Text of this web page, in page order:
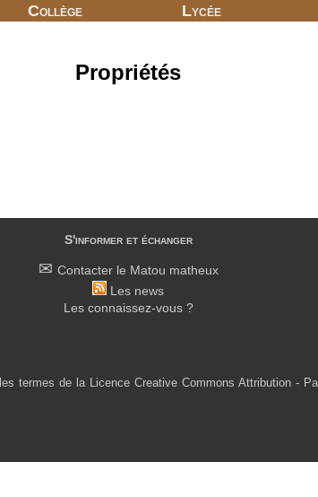
Collège Lycée
Propriétés
S'informer et échanger
Contacter le Matou matheux
Les news
Les connaissez-vous ?
termes de la Licence Creative Commons Attribution -